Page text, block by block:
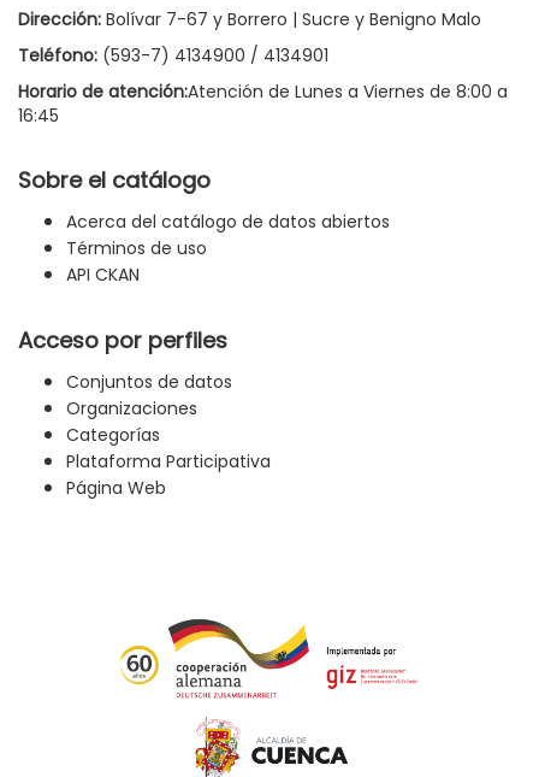
Dirección: Bolívar 7-67 y Borrero | Sucre y Benigno Malo
Teléfono: (593-7) 4134900 / 4134901
Horario de atención:Atención de Lunes a Viernes de 8:00 a
16:45
Sobre el catálogo
Acerca del catálogo de datos abiertos
Términos de uso
API CKAN
Acceso por perfiles
Conjuntos de datos
Organizaciones
Categorías
Plataforma Participativa
Página Web